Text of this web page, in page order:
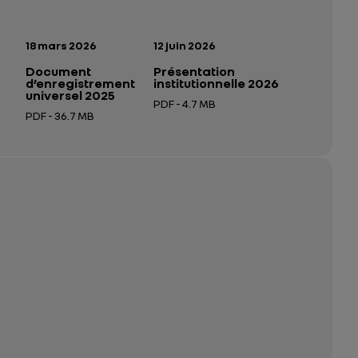
nouvel onglet
Date de publication:
18 mars 2026
Document
d’enregistrement
universel 2025
PDF - 36.7 MB
Date de publication:
12 juin 2026
Présentation
institutionnelle 2026
PDF - 4.7 MB